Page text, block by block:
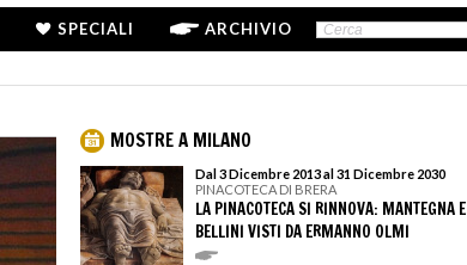
SPECIALI ARCHIVIO
MOSTRE A MILANO
Dal 3 Dicembre 2013 al 31 Dicembre 2030
PINACOTECA DI BRERA
LA PINACOTECA SI RINNOVA: MANTEGNA E
BELLINI VISTI DA ERMANNO OLMI